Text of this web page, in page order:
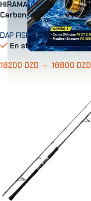
HIRAMASA Pro Jigging
Carbon
DAP FISHING
En stock
18200 DZD – 18800 DZD